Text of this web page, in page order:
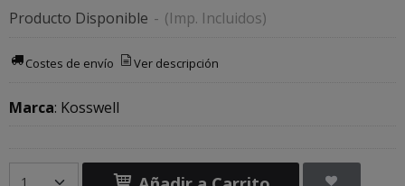
Producto Disponible - (Imp. Incluidos)
Costes de envío Ver descripción
Marca: Kosswell